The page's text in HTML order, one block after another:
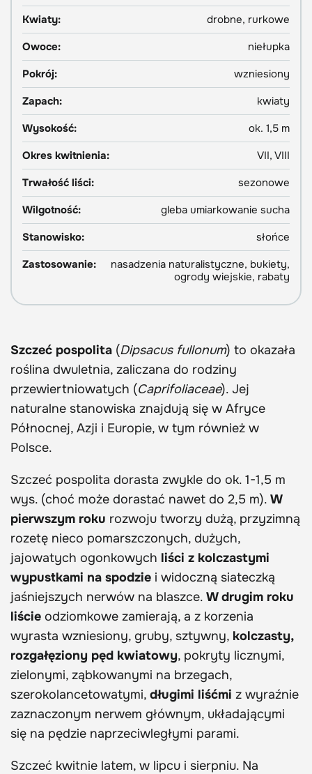
Kwiaty:
drobne, rurkowe
Owoce:
niełupka
Pokrój:
wzniesiony
Zapach:
kwiaty
Wysokość:
ok. 1,5 m
Okres kwitnienia:
VII, VIII
Trwałość liści:
sezonowe
Wilgotność:
gleba umiarkowanie sucha
Stanowisko:
słońce
Zastosowanie:
nasadzenia naturalistyczne, bukiety,
ogrody wiejskie, rabaty
Szczeć pospolita (Dipsacus fullonum) to okazała
roślina dwuletnia, zaliczana do rodziny
przewiertniowatych (Caprifoliaceae). Jej
naturalne stanowiska znajdują się w Afryce
Północnej, Azji i Europie, w tym również w
Polsce.
Szczeć pospolita dorasta zwykle do ok. 1-1,5 m
wys. (choć może dorastać nawet do 2,5 m). W
pierwszym roku rozwoju tworzy dużą, przyzimną
rozetę nieco pomarszczonych, dużych,
jajowatych ogonkowych liści z kolczastymi
wypustkami na spodzie i widoczną siateczką
jaśniejszych nerwów na blaszce. W drugim roku
liście odziomkowe zamierają, a z korzenia
wyrasta wzniesiony, gruby, sztywny, kolczasty,
rozgałęziony pęd kwiatowy, pokryty licznymi,
zielonymi, ząbkowanymi na brzegach,
szerokolancetowatymi, długimi liśćmi z wyraźnie
zaznaczonym nerwem głównym, układającymi
się na pędzie naprzeciwległymi parami.
Szczeć kwitnie latem, w lipcu i sierpniu. Na